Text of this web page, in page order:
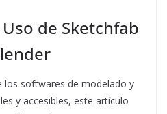
de Sketchfab
los softwares de modelado y
y accesibles, este artículo